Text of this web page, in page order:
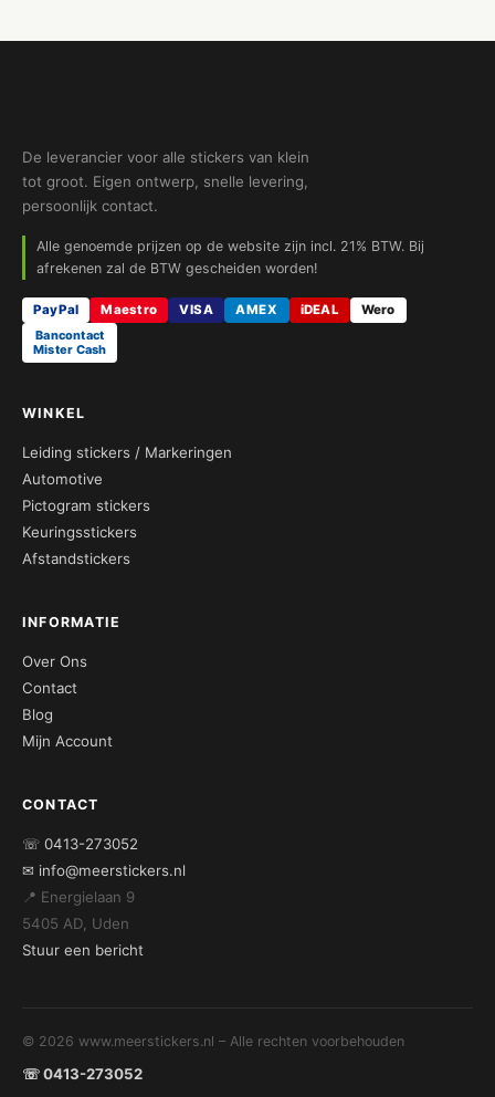
De leverancier voor alle stickers van klein
tot groot. Eigen ontwerp, snelle levering,
persoonlijk contact.
Alle genoemde prijzen op de website zijn incl. 21% BTW. Bij
afrekenen zal de BTW gescheiden worden!
PayPal Maestro VISA AMEX iDEAL
Wero
Bancontact
Mister Cash
WINKEL
Leiding stickers / Markeringen
Automotive
Pictogram stickers
Keuringsstickers
Afstandstickers
INFORMATIE
Over Ons
Contact
Blog
Mijn Account
CONTACT
☏ 0413-273052
✉ info@meerstickers.nl
📍 Energielaan 9
5405 AD, Uden
Stuur een bericht
© 2026 www.meerstickers.nl – Alle rechten voorbehouden
☏ 0413-273052